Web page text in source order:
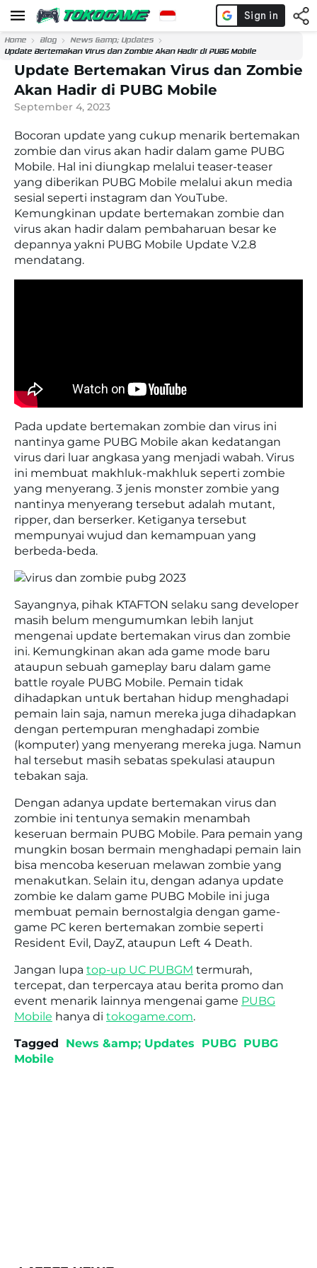
Home Blog
News &amp; Updates
Update Bertemakan Virus dan Zombie Akan Hadir di PUBG Mobile
Update Bertemakan Virus dan Zombie
Akan Hadir di PUBG Mobile
September 4, 2023
Bocoran update yang cukup menarik bertemakan
zombie dan virus akan hadir dalam game PUBG
Mobile. Hal ini diungkap melalui teaser-teaser
yang diberikan PUBG Mobile melalui akun media
sesial seperti instagram dan YouTube.
Kemungkinan update bertemakan zombie dan
virus akan hadir dalam pembaharuan besar ke
depannya yakni PUBG Mobile Update V.2.8
mendatang.
Pada update bertemakan zombie dan virus ini
nantinya game PUBG Mobile akan kedatangan
virus dari luar angkasa yang menjadi wabah. Virus
ini membuat makhluk-makhluk seperti zombie
yang menyerang. 3 jenis monster zombie yang
nantinya menyerang tersebut adalah mutant,
ripper, dan berserker. Ketiganya tersebut
mempunyai wujud dan kemampuan yang
berbeda-beda.
Sayangnya, pihak KTAFTON selaku sang developer
masih belum mengumumkan lebih lanjut
mengenai update bertemakan virus dan zombie
ini. Kemungkinan akan ada game mode baru
ataupun sebuah gameplay baru dalam game
battle royale PUBG Mobile. Pemain tidak
dihadapkan untuk bertahan hidup menghadapi
pemain lain saja, namun mereka juga dihadapkan
dengan pertempuran menghadapi zombie
(komputer) yang menyerang mereka juga. Namun
hal tersebut masih sebatas spekulasi ataupun
tebakan saja.
Dengan adanya update bertemakan virus dan
zombie ini tentunya semakin menambah
keseruan bermain PUBG Mobile. Para pemain yang
mungkin bosan bermain menghadapi pemain lain
bisa mencoba keseruan melawan zombie yang
menakutkan. Selain itu, dengan adanya update
zombie ke dalam game PUBG Mobile ini juga
membuat pemain bernostalgia dengan game-
game PC keren bertemakan zombie seperti
Resident Evil, DayZ, ataupun Left 4 Death.
Jangan lupa top-up UC PUBGM termurah,
tercepat, dan terpercaya atau berita promo dan
event menarik lainnya mengenai game PUBG
Mobile hanya di tokogame.com.
Tagged
News &amp; Updates PUBG PUBG
Mobile